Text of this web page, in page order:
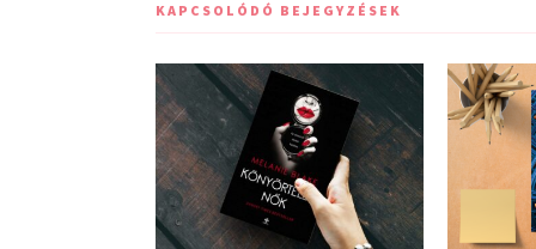
KAPCSOLÓDÓ BEJEGYZÉSEK